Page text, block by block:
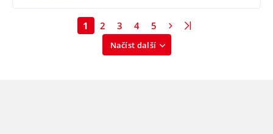
Načíst další
1 2 3 4 5